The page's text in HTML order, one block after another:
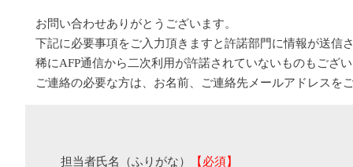
お問い合わせありがとうございます。
下記に必要事項をご入力頂きますと許諾部門に情報が送信
稀にAFP通信から二次利用が許諾されていないものもござ
ご連絡の必要な方は、お名前、ご連絡先メールアドレスを
担当者氏名（ふりがな） 【必須】